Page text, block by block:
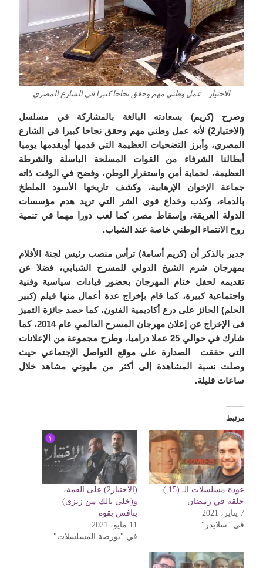
الاختيار .. عمل وطني مهم وحقق نجاحا كبيرا في الشارع المصري
وصرح (كريم) بسعادته البالغة بالمشاركة في مسلسل
(الاختيار2) لأنه عمل وطني مهم وحقق نجاحا كبيرا في الشارع
المصري، وأبرز التضحيات العظيمة التي قدمها أويقدمها يوميا
أبطالنا الشرفاء من القوات المسلحة الباسلة والشرطة
العظيمة، لحماية أمن واستقرار الوطن، وفضح في الوقت ذاته
جماعة الإخوان الإرهابية، وكشف تاريخها الأسود الملطخ
بالدماء، وكذب وخداع قوى الشر التي تريد هدم مؤسسات
الدولة العريقة، وإسقاط مصر، كما لعب دورا مهما في تنمية
روح الانتماء الوطني خاصة عند الشباب.
جدير بالذكر أن (كريم أسامة) ترأس منصب رئيس لجنة الأفلام
بمهرجان شرم الشيخ الدولي للمسرح الشبابي، فضلا عن
تقديمه لحفل ختام المهرجان بحضور قيادات سياسية وفنية
واجتماعية كبيرة، كما قام بإخراج عدة أعمال منها فيلم (كبير
الحلم) الحائز على درع أكاديمية الفنون، كما حصد جائزة التميز
فى الإخراج عن إعلان مهرجان المسرح العالمي عام 2014، كما
شارك في حوالي 25 عملا دراميا، وطرح مجموعة من الإعلانات
التى حققت الصدارة على موقع التواصل الإجتماعي حيث
وصلت نسبة المشاهدة إلى أكثر من مليوني مشاهد خلال
ساعات قليلة.
مرتبط
عودة مسلسلات الـ (15 )
حلقة في رمضان
7 يناير، 2021
في "سلايدر"
(الاختيار2) على القمة،
و(خلى بالك من زيزى)
ينافس بقوة
11 مايو، 2021
في "بورصة المسلسلات"